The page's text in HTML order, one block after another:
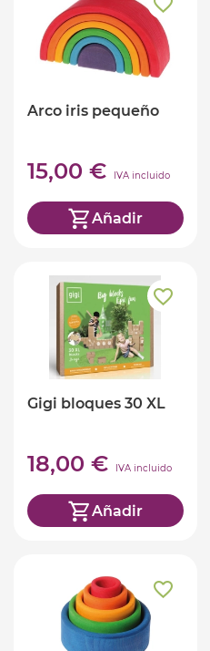
Arco iris pequeño
15,00 € IVA incluido
Añadir
Gigi bloques 30 XL
18,00 € IVA incluido
Añadir